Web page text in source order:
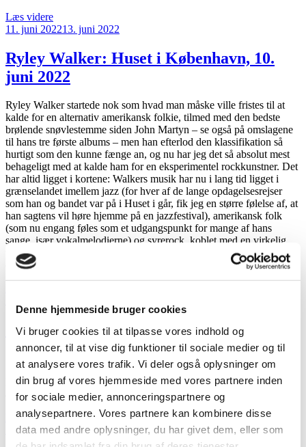
Denne hjemmeside bruger cookies
Vi bruger cookies til at tilpasse vores indhold og
annoncer, til at vise dig funktioner til sociale medier og til
at analysere vores trafik. Vi deler også oplysninger om
din brug af vores hjemmeside med vores partnere inden
for sociale medier, annonceringspartnere og
analysepartnere. Vores partnere kan kombinere disse
data med andre oplysninger, du har givet dem, eller som
Læs videre“Syd
for
2022:
Søndermarken,
11.
2022”
Udgivet
11. juni 202213. juni 2022
Ryley Walker: Huset i København, 10.
juni 2022
Ryley Walker startede nok som hvad man måske ville fristes til at
kalde for en alternativ amerikansk folkie, tilmed med den bedste
brølende snøvlestemme siden John Martyn – se også på omslagene
til hans tre første albums – men han efterlod den klassifikation så
hurtigt som den kunne fænge an, og nu har jeg det så absolut mest
behageligt med at kalde ham for en eksperimentel rockkunstner. Det
har altid ligget i kortene: Walkers musik har nu i lang tid ligget i
grænselandet imellem jazz (for hver af de lange opdagelsesrejser
som han og bandet var på i Huset i går, fik jeg en større følelse af, at
han sagtens vil høre hjemme på en jazzfestival), amerikansk folk
(som nu engang føles som et udgangspunkt for mange af hans
sange, især vokalmelodierne) og syrerock, koblet med en virkelig
ubunden, åbensindet og nærmest post-rocket mentalitet (i mangel af
en mere passende beskrivelse).
Huset
København,
10.
juni
2022”
den
Sommeralbums – del II
I anden halvdel af vores sommeralbumsanbefalinger går vi et par
årtier tilbage i tiden…
Læs videre“Sommeralbums
–
del
Udgivet
den
17. april 202114. juli 2021